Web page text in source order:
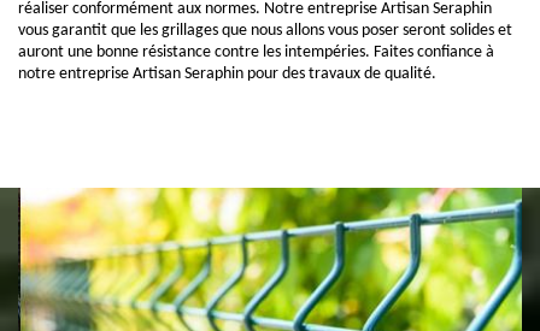
réaliser conformément aux normes. Notre entreprise Artisan Seraphin
vous garantit que les grillages que nous allons vous poser seront solides et
auront une bonne résistance contre les intempéries. Faites confiance à
notre entreprise Artisan Seraphin pour des travaux de qualité.